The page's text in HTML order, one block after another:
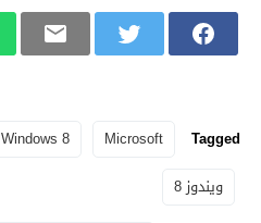
Tagged
Microsoft
Windows 8
ويندوز 8